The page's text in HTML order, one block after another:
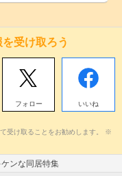
受け取ろう
フォロー いいね
受け取ることをお勧めします。 ※
ンな同居特集